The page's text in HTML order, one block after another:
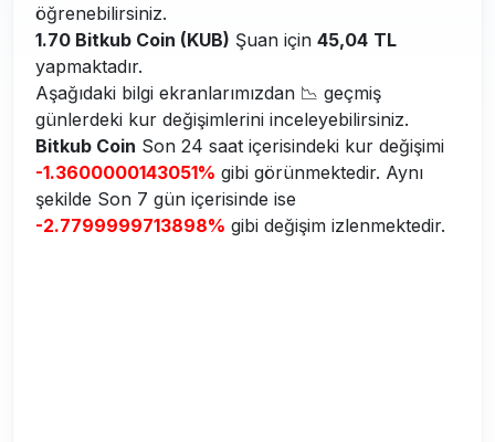
öğrenebilirsiniz.
1.70 Bitkub Coin (KUB) Şuan için 45,04 TL
yapmaktadır.
Aşağıdaki bilgi ekranlarımızdan 📉 geçmiş
günlerdeki kur değişimlerini inceleyebilirsiniz.
Bitkub Coin Son 24 saat içerisindeki kur değişimi
-1.3600000143051% gibi görünmektedir. Aynı
şekilde Son 7 gün içerisinde ise
-2.7799999713898% gibi değişim izlenmektedir.